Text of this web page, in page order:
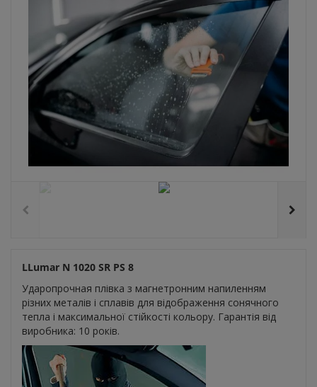
LLumar N 1020 SR PS 8
Ударопрочная плівка з магнетронним напиленням
різних металів і сплавів для відображення сонячного
тепла і максимальної стійкості кольору. Гарантія від
виробника: 10 років.